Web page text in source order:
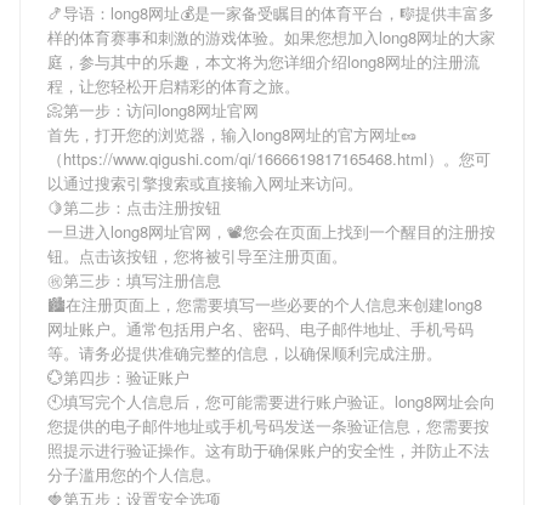
🍤导语： long8网址💰是一家备受瞩目的体育平台，🎼提供丰富多
样的体育赛事和刺激的游戏体验。如果您想加入long8网址的大家
庭，参与其中的乐趣，本文将为您详细介绍long8网址的注册流
程，让您轻松开启精彩的体育之旅。
📀第一步：访问long8网址官网
首先，打开您的浏览器，输入long8网址的官方网址🥜
（https://www.qigushi.com/qi/1666619817165468.html）。您可
以通过搜索引擎搜索或直接输入网址来访问。
🍋第二步：点击注册按钮
一旦进入long8网址官网，📽您会在页面上找到一个醒目的注册按
钮。点击该按钮，您将被引导至注册页面。
㊗第三步：填写注册信息
🏙在注册页面上，您需要填写一些必要的个人信息来创建long8
网址账户。通常包括用户名、密码、电子邮件地址、手机号码
等。请务必提供准确完整的信息，以确保顺利完成注册。
💮第四步：验证账户
🕙填写完个人信息后，您可能需要进行账户验证。 long8网址会向
您提供的电子邮件地址或手机号码发送一条验证信息，您需要按
照提示进行验证操作。这有助于确保账户的安全性，并防止不法
分子滥用您的个人信息。
🍓第五步：设置安全选项